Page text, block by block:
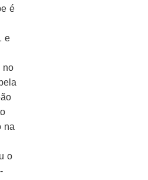
é
e
no
na
o